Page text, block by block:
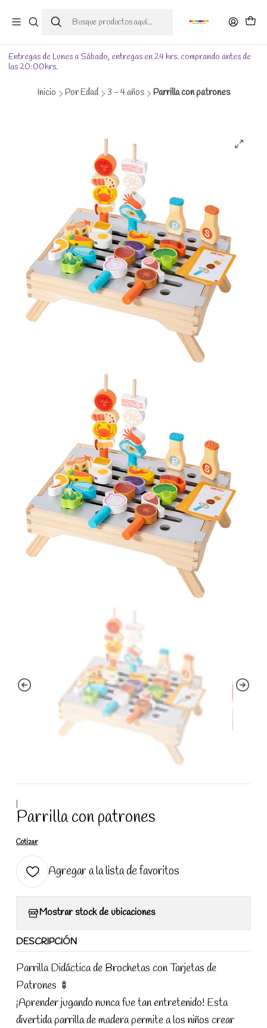
Entregas de Lunes a Sábado, entregas en 24 hrs. comprando antes de
las 20:00hrs.
Inicio Por Edad 3 - 4 años Parrilla con patrones
|
Parrilla con patrones
Cotizar
Agregar a la lista de favoritos
Mostrar stock de ubicaciones
DESCRIPCIÓN
Parrilla Didáctica de Brochetas con Tarjetas de
Patrones 🍢
¡Aprender jugando nunca fue tan entretenido! Esta
divertida parrilla de madera permite a los niños crear